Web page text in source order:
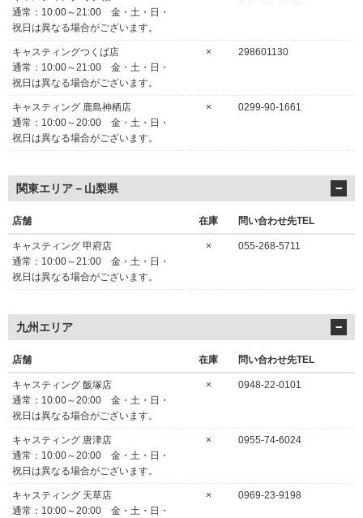
通常：10:00～21:00 金・土・日・
祝日は異なる場合がございます。
キャスティングつくば店
通常：10:00～21:00 金・土・日・
祝日は異なる場合がございます。
× 298601130
キャスティング 鹿島神栖店
通常：10:00～20:00 金・土・日・
祝日は異なる場合がございます。
× 0299-90-1661
関東エリア－山梨県
店舗 在庫 問い合わせ先TEL
キャスティング 甲府店
通常：10:00～21:00 金・土・日・
祝日は異なる場合がございます。
× 055-268-5711
九州エリア
店舗 在庫 問い合わせ先TEL
キャスティング 飯塚店
通常：10:00～20:00 金・土・日・
祝日は異なる場合がございます。
× 0948-22-0101
キャスティング 唐津店
通常：10:00～20:00 金・土・日・
祝日は異なる場合がございます。
× 0955-74-6024
キャスティング 天草店
通常：10:00～20:00 金・土・日・
× 0969-23-9198